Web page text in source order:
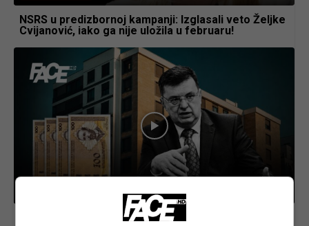
NSRS u predizbornoj kampanji: Izglasali veto Željke
Cvijanović, iako ga nije uložila u februaru!
Od sutra možete podnijeti zahtjev za povrat PDV-a